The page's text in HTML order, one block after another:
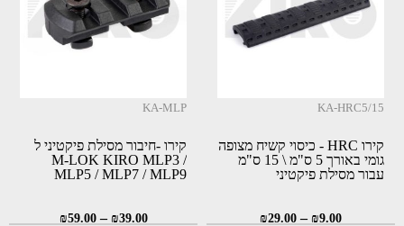
KA-HRC5/15
קירו HRC - כיסוי קשיח מצופה
גומי באורך 5 ס"מ \ 15 ס"מ
עבור מסילת פיקטיני
₪9.00
–
₪29.00
KA-MLP
קירו -חיבור מסילת פיקטיני ל
M-LOK KIRO MLP3 /
MLP5 / MLP7 / MLP9
₪39.00
–
₪59.00